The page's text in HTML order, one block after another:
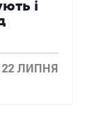
і
22 ЛИПНЯ